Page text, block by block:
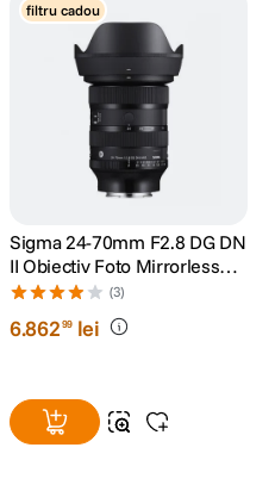
peak design
lavaliera
canon sx740 hs
card memorie
8 . sony fx
9. dji mic mini
filtru cadou
Sigma 24-70mm F2.8 DG DN
II Obiectiv Foto Mirrorless
Montura Sony E
(3)
6.86299 lei